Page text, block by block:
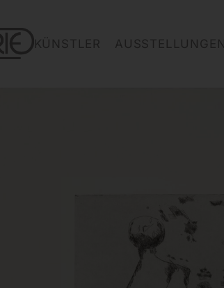
KÜNSTLER AUSSTELLUNGEN